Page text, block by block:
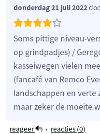
donderdag 21 juli 2022
Soms pittige niveau-
op grindpadjes) /
kasseiwegen vielen
(fancafé van Remco
landschappen en verte
maar zeker de moeite
reageer • reacties (0)